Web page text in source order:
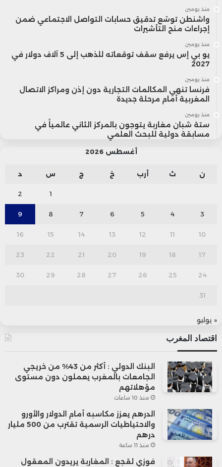
منذ يومين
واشنطن توسّع تدقيق حسابات التواصل الاجتماعي ضمن
إجراءات منح التأشيرات
منذ يومين
يو بي إس يرفع سقف توقعاته للذهب إلى 5 آلاف دولار في
2027
منذ يومين
فرنسا تنهي المكالمات التجارية دون إذن ومراكز الاتصال
المغربية أمام مرحلة جديدة
منذ يومين
ستة شبان مغاربة يتوجون بالمركز الثاني عالمياً في
مسابقة دولية للبحث العلمي
أغسطس 2026
ن ث أرب خ ج س د
1
2
3
4
5
6
7
8
9
10
11
12
13
14
15
16
17
18
19
20
21
22
23
24
25
26
27
28
29
30
31
« يوليو
اقتصاد المغرب
البنك الدولي : أكثر من 43% من خريجي
الجامعات بالمغرب يعملون دون مستوى
مؤهلاتهم
منذ 10 ساعات
الدرهم يعزز مكاسبه أمام الدولار والأورو
والاحتياطيات الرسمية تقترب من 500 مليار
درهم
منذ 11 ساعة
فوزي لقجع : المغاربة يريدون المعقول